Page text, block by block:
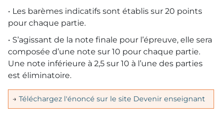
• Les barèmes indicatifs sont établis sur 20 points
pour chaque partie.
• S’agissant de la note finale pour l’épreuve, elle sera
composée d’une note sur 10 pour chaque partie.
Une note inférieure à 2,5 sur 10 à l’une des parties
est éliminatoire.
→ Téléchargez l'énoncé sur le site Devenir enseignant